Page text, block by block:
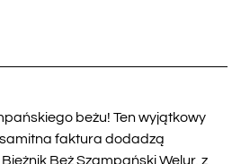
beżu! Ten wyjątkowy
faktura dodadzą
Beż Szampański Welur, z